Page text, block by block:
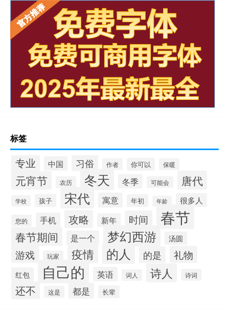
标签
专业 中国 习俗 作者 你可以 保暖
元宵节 农历 冬天 冬季 可能会 唐代
学校 孩子 宋代 寓意 年初 年龄 很多人
您的 手机 攻略 新年 时间 春节
春节期间 是一个 梦幻西游 汤圆
游戏 玩家 疫情 的人 的是 礼物
红包 自己的 英语 词人 诗人 诗词
还不 这是 都是 长辈